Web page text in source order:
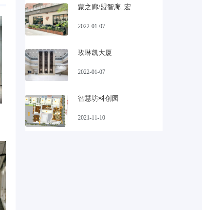
蒙之廊/盟智廊_宏慧盟慧园
2022-01-07
玫琳凯大厦
2022-01-07
智慧坊科创园
2021-11-10